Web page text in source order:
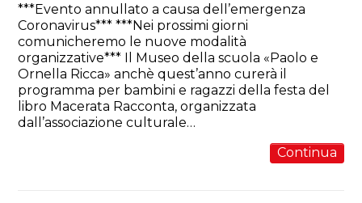
***Evento annullato a causa dell’emergenza
Coronavirus*** ***Nei prossimi giorni
comunicheremo le nuove modalità
organizzative*** Il Museo della scuola «Paolo e
Ornella Ricca» anchè quest’anno curerà il
programma per bambini e ragazzi della festa del
libro Macerata Racconta, organizzata
dall’associazione culturale…
Continua